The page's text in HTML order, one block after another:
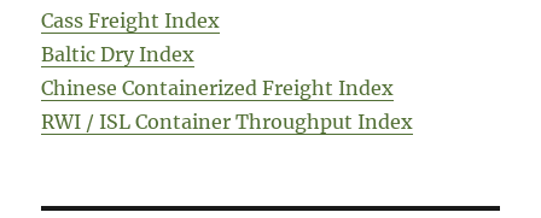
Cass Freight Index
Baltic Dry Index
Chinese Containerized Freight Index
RWI / ISL Container Throughput Index